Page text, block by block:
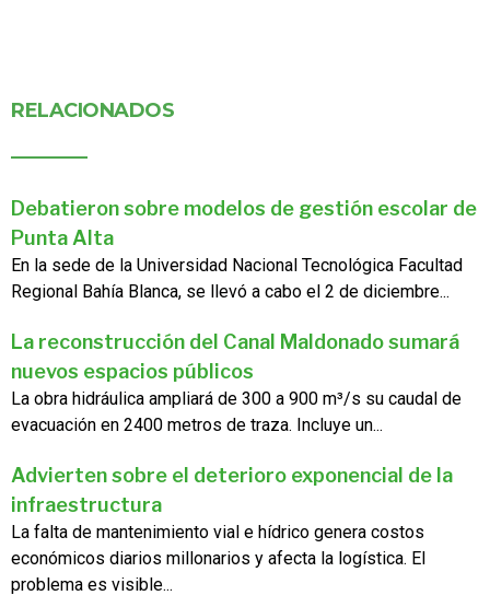
RELACIONADOS
Debatieron sobre modelos de gestión escolar de
Punta Alta
En la sede de la Universidad Nacional Tecnológica Facultad
Regional Bahía Blanca, se llevó a cabo el 2 de diciembre...
La reconstrucción del Canal Maldonado sumará
nuevos espacios públicos
La obra hidráulica ampliará de 300 a 900 m³/s su caudal de
evacuación en 2400 metros de traza. Incluye un...
Advierten sobre el deterioro exponencial de la
infraestructura
La falta de mantenimiento vial e hídrico genera costos
económicos diarios millonarios y afecta la logística. El
problema es visible...